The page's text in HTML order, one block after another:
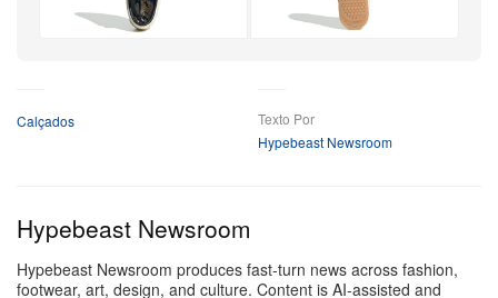
lacrimogêneo durante os protestos estudantis de 1968
Calçados
Texto Por
Hypebeast Newsroom
Hypebeast Newsroom
Hypebeast Newsroom produces fast-turn news across fashion,
footwear, art, design, and culture. Content is AI-assisted and